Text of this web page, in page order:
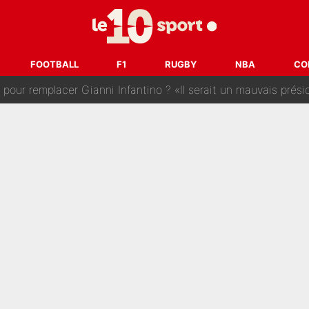
FOOTBALL F1 RUGBY NBA
: La photo qui met fin au transfert de l’été !
officialisent enfin leur couple : La photo qui enflamme
Gianni Infantino ? «Il serait un mauvais président», le patron